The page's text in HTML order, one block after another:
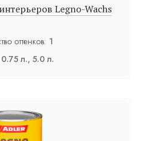
Legno-Wachs
оттенков: 1
0.75 л., 5.0 л.